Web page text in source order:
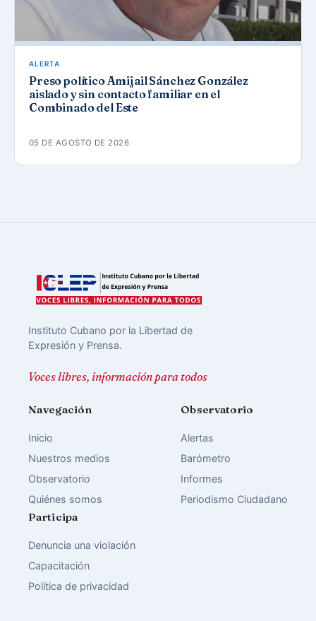
ALERTA
Preso político Amijail Sánchez González
aislado y sin contacto familiar en el
Combinado del Este
05 DE AGOSTO DE 2026
Instituto Cubano por la Libertad de
Expresión y Prensa.
Voces libres, información para todos
Navegación
Inicio
Nuestros medios
Observatorio
Quiénes somos
Observatorio
Alertas
Barómetro
Informes
Periodismo Ciudadano
Participa
Denuncia una violación
Capacitación
Política de privacidad